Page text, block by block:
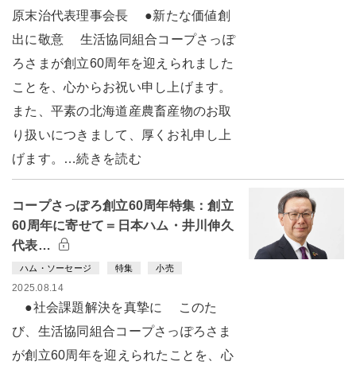
原末治代表理事会長 ●新たな価値創
出に敬意 生活協同組合コープさっぽ
ろさまが創立60周年を迎えられました
ことを、心からお祝い申し上げます。
また、平素の北海道産農畜産物のお取
り扱いにつきまして、厚くお礼申し上
げます。…続きを読む
コープさっぽろ創立60周年特集：創立
60周年に寄せて＝日本ハム・井川伸久
代表…
ハム・ソーセージ 特集 小売
2025.08.14
●社会課題解決を真摯に このた
び、生活協同組合コープさっぽろさま
が創立60周年を迎えられたことを、心